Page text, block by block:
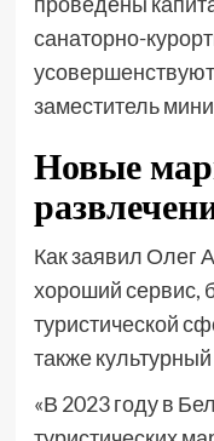
санаторно-
заместитель
Новые
Как заявил Олег
хороший сервис,
туристической
также
«В 2023 году в